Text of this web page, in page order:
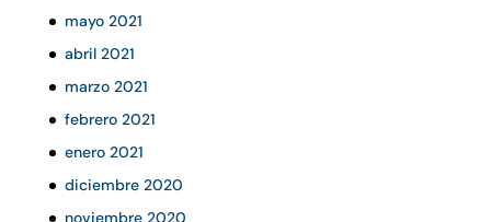
mayo 2021
abril 2021
marzo 2021
febrero 2021
enero 2021
diciembre 2020
noviembre 2020